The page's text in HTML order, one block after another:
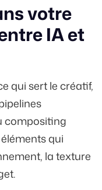
votre
IA et
qui sert le créatif,
compositing
qui
la texture